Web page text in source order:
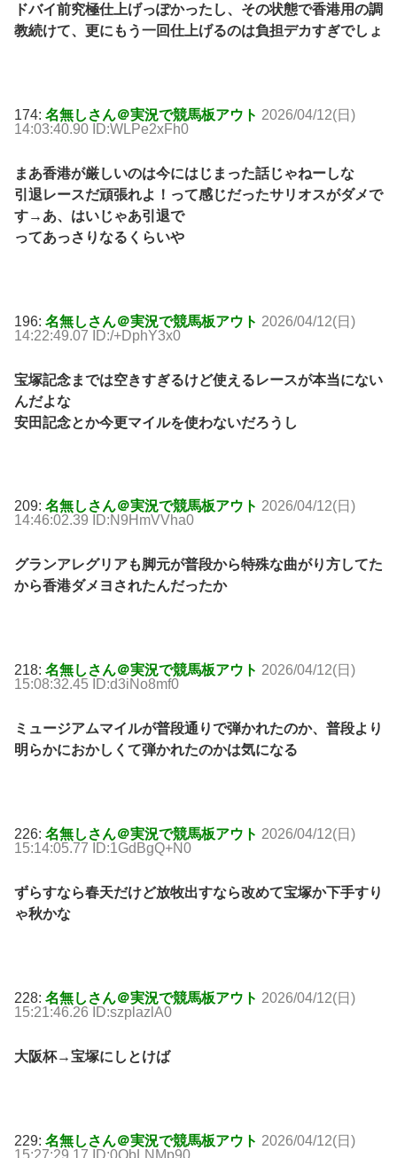
ドバイ前究極仕上げっぽかったし、その状態で香港用の調
教続けて、更にもう一回仕上げるのは負担デカすぎでしょ
174: 名無しさん＠実況で競馬板アウト 2026/04/12(日)
14:03:40.90 ID:WLPe2xFh0
まあ香港が厳しいのは今にはじまった話じゃねーしな
引退レースだ頑張れよ！って感じだったサリオスがダメで
す→あ、はいじゃあ引退で
ってあっさりなるくらいや
196: 名無しさん＠実況で競馬板アウト 2026/04/12(日)
14:22:49.07 ID:/+DphY3x0
宝塚記念までは空きすぎるけど使えるレースが本当にない
んだよな
安田記念とか今更マイルを使わないだろうし
209: 名無しさん＠実況で競馬板アウト 2026/04/12(日)
14:46:02.39 ID:N9HmVVha0
グランアレグリアも脚元が普段から特殊な曲がり方してた
から香港ダメヨされたんだったか
218: 名無しさん＠実況で競馬板アウト 2026/04/12(日)
15:08:32.45 ID:d3iNo8mf0
ミュージアムマイルが普段通りで弾かれたのか、普段より
明らかにおかしくて弾かれたのかは気になる
226: 名無しさん＠実況で競馬板アウト 2026/04/12(日)
15:14:05.77 ID:1GdBgQ+N0
ずらすなら春天だけど放牧出すなら改めて宝塚か下手すり
ゃ秋かな
228: 名無しさん＠実況で競馬板アウト 2026/04/12(日)
15:21:46.26 ID:szplazlA0
大阪杯→宝塚にしとけば
229: 名無しさん＠実況で競馬板アウト 2026/04/12(日)
15:27:29.17 ID:0ObLNMp90